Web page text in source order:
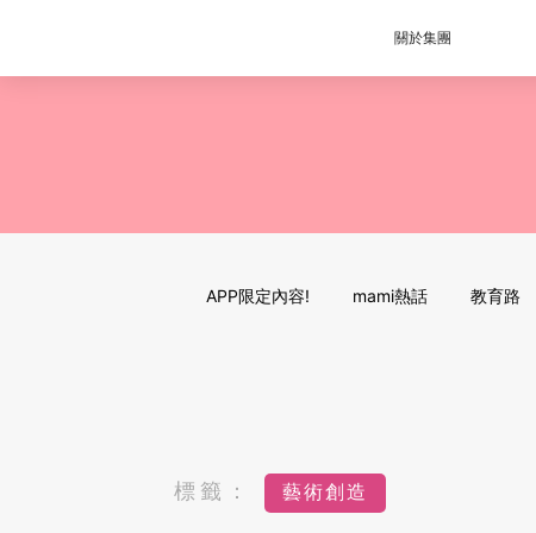
關於集團
APP限定內容! mami熱話 教育路
標籤： 藝術創造